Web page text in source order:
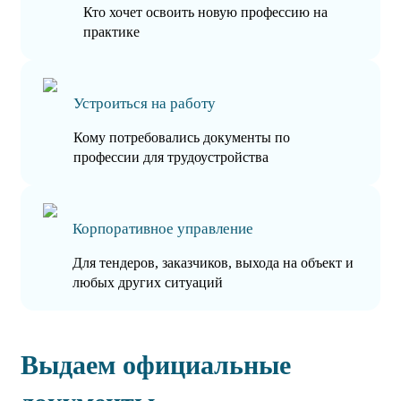
Кто хочет освоить новую профессию на
практике
Устроиться на работу
Кому потребовались документы по
профессии для трудоустройства
Корпоративное управление
Для тендеров, заказчиков, выхода на объект и
любых других ситуаций
Выдаем официальные